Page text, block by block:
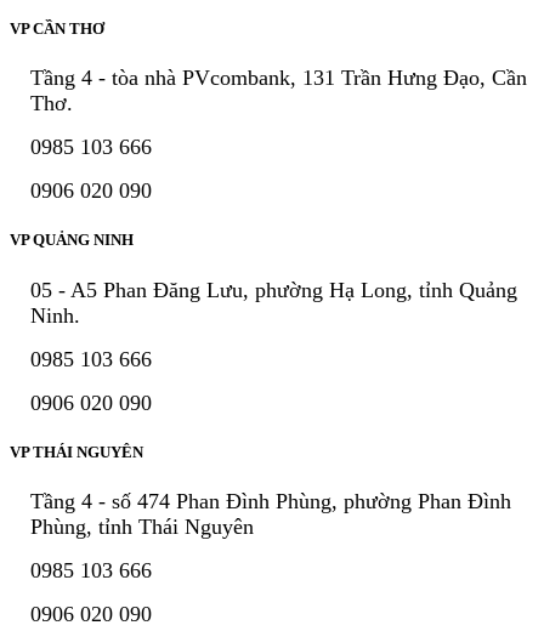
VP CẦN THƠ
Tầng 4 - tòa nhà PVcombank, 131 Trần Hưng Đạo, Cần
Thơ.
0985 103 666
0906 020 090
VP QUẢNG NINH
05 - A5 Phan Đăng Lưu, phường Hạ Long, tỉnh Quảng
Ninh.
0985 103 666
0906 020 090
VP THÁI NGUYÊN
Tầng 4 - số 474 Phan Đình Phùng, phường Phan Đình
Phùng, tỉnh Thái Nguyên
0985 103 666
0906 020 090